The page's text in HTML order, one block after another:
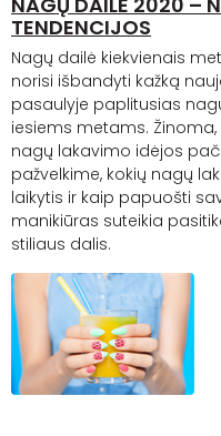
TENDENCIJOS
Nagų dailė kiekvienais
norisi išbandyti kažką
pasaulyje paplitusias
iesiems metams.
nagų lakavimo idėjos
pažvelkime, kokių nagų
laikytis ir kaip papuošti
manikiūras suteikia
stiliaus dalis.